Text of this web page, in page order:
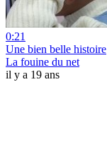
0:21
Une bien belle histoire
La fouine du net
il y a 19 ans